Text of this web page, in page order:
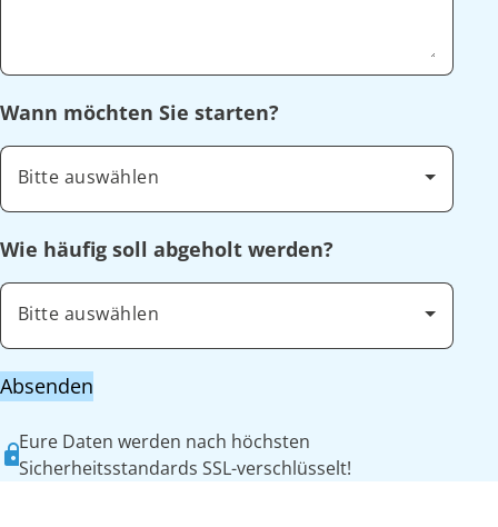
Wann möchten Sie starten?
Bitte auswählen
Wie häufig soll abgeholt werden?
Bitte auswählen
Absenden
Eure Daten werden nach höchsten
Sicherheitsstandards SSL-verschlüsselt!